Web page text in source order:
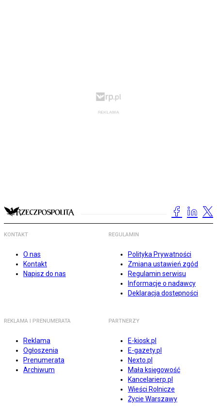
KONTAKT
O nas
Kontakt
Napisz do nas
REGULAMIN
Polityka Prywatności
Zmiana ustawień zgód
Regulamin serwisu
Informacje o nadawcy
Deklaracja dostępności
REKLAMA I PRENUMERATA
Reklama
Ogłoszenia
Prenumerata
Archiwum
PARTNERZY
E-kiosk.pl
E-gazety.pl
Nexto.pl
Mała księgowość
Kancelarierp.pl
Wieści Rolnicze
Życie Warszawy